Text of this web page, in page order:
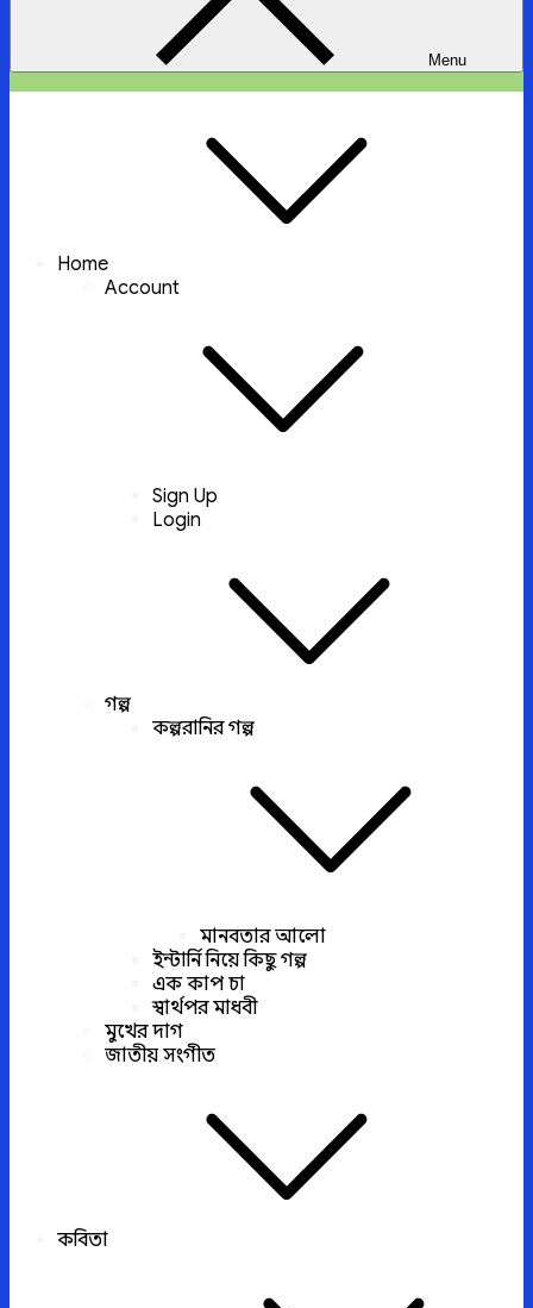
Menu
Home
Account
Sign Up
Login
গল্প
কল্পরানির গল্প
মানবতার আলো
ইন্টার্নি নিয়ে কিছু গল্প
এক কাপ চা
স্বার্থপর মাধবী
মুখের দাগ
জাতীয় সংগীত
কবিতা